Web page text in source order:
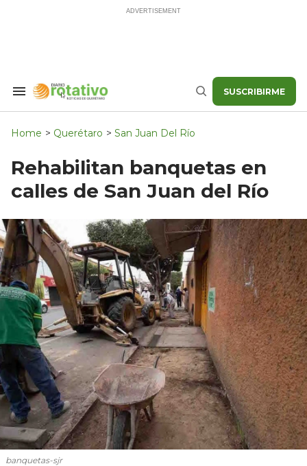
Search
Navigation
Buscar SUSCRIBIRME
Home > Querétaro > San Juan Del Río
Rehabilitan banquetas en
calles de San Juan del Río
banquetas-sjr